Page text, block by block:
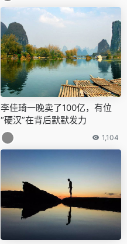
李佳琦一晚卖了100亿，有位
“硬汉”在背后默默发力
1,104